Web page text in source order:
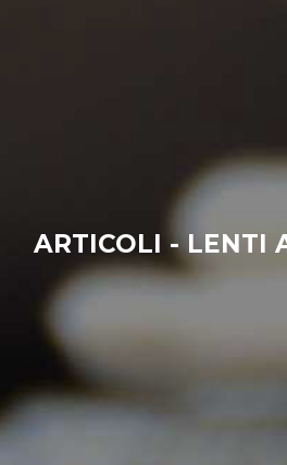
ARTICOLI - LENTI